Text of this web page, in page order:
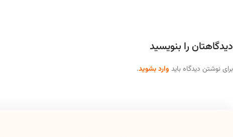
دیدگاهتان را بنویسید
برای نوشتن دیدگاه باید وارد بشوید.